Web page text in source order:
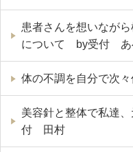
患者さんを想いなが
について by受付 あ
体の不調を自分で次
美容針と整体で私達
付 田村